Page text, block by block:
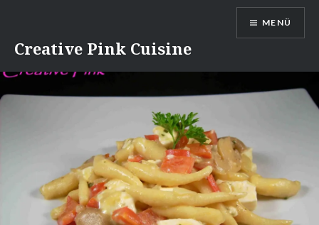
InhaltCreative Pink Cuisine
MENÜ